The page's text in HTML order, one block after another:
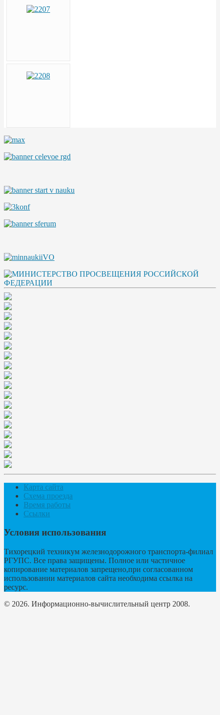
Карта сайта
Схема проезда
Время работы
Ссылки
Условия использования
Тихорецкий техникум железнодорожного транспорта-филиал
РГУПС. Все права защищены. Полное или частичное
копирование материалов запрещено,при согласованном
использовании материалов сайта необходима ссылка на
ресурс.
© 2026. Информационно-вычислительный центр 2008.